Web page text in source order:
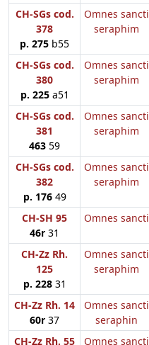
CH-SGs cod.
378
p. 275 b55
Omnes sancti
seraphim
CH-SGs cod.
380
p. 225a51
Omnes sancti
seraphim
CH-SGs cod.
381
463 59
Omnes sancti
seraphim
CH-SGs cod.
382
p. 17649
Omnes sancti
seraphim
CH-SH 95
46r 31
Omnes sancti
CH-Zz Rh.
125
p. 22831
Omnes sancti
seraphim
CH-Zz Rh. 14
60r 37
Omnes sancti
seraphin
CH-Zz Rh. 55
Omnes sancti